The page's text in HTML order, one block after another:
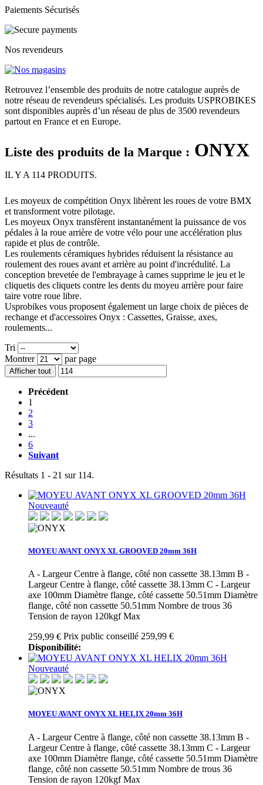
Paiements Sécurisés
Nos revendeurs
Retrouvez l’ensemble des produits de notre catalogue auprès de
notre réseau de revendeurs spécialisés. Les produits USPROBIKES
sont disponibles auprès d’un réseau de plus de 3500 revendeurs
partout en France et en Europe.
Liste des produits de la Marque : ONYX
IL Y A 114 PRODUITS.
Les moyeux de compétition Onyx libèrent les roues de votre BMX
et transforment votre pilotage.
Les moyeux Onyx transfèrent instantanément la puissance de vos
pédales à la roue arrière de votre vélo pour une accélération plus
rapide et plus de contrôle.
Les roulements céramiques hybrides réduisent la résistance au
roulement des roues avant et arrière au point d'incrédulité. La
conception brevetée de l'embrayage à cames supprime le jeu et le
cliquetis des cliquets contre les dents du moyeu arrière pour faire
taire votre roue libre.
Usprobikes vous proposent également un large choix de pièces de
rechange et d'accessoires Onyx : Cassettes, Graisse, axes,
roulements...
Tri
Montrer
par page
Afficher tout
Précédent
1
2
3
...
6
Suivant
Résultats 1 - 21 sur 114.
Nouveauté
MOYEU AVANT ONYX XL GROOVED 20mm 36H
A - Largeur Centre à flange, côté non cassette 38.13mm B -
Largeur Centre à flange, côté cassette 38.13mm C - Largeur
axe 100mm Diamètre flange, côté cassette 50.51mm Diamètre
flange, côté non cassette 50.51mm Nombre de trous 36
Tension de rayon 120kgf Max
259,99 € Prix public conseillé 259,99 €
Disponibilité:
Nouveauté
MOYEU AVANT ONYX XL HELIX 20mm 36H
A - Largeur Centre à flange, côté non cassette 38.13mm B -
Largeur Centre à flange, côté cassette 38.13mm C - Largeur
axe 100mm Diamètre flange, côté cassette 50.51mm Diamètre
flange, côté non cassette 50.51mm Nombre de trous 36
Tension de rayon 120kgf Max